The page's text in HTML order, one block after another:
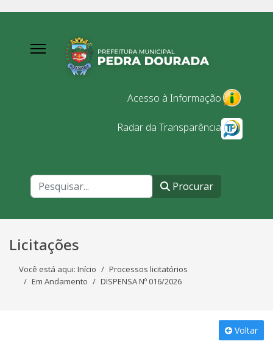
Acesso à Informação
Radar da Transparência
Procurar
Licitações
Você está aqui: Início
Processos licitatórios
Em Andamento
DISPENSA Nº 016/2026
Voltar